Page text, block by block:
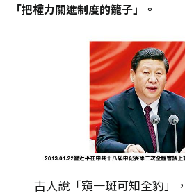
「把權力關進制度的籠子」。
古人說「窺一斑可知全豹」